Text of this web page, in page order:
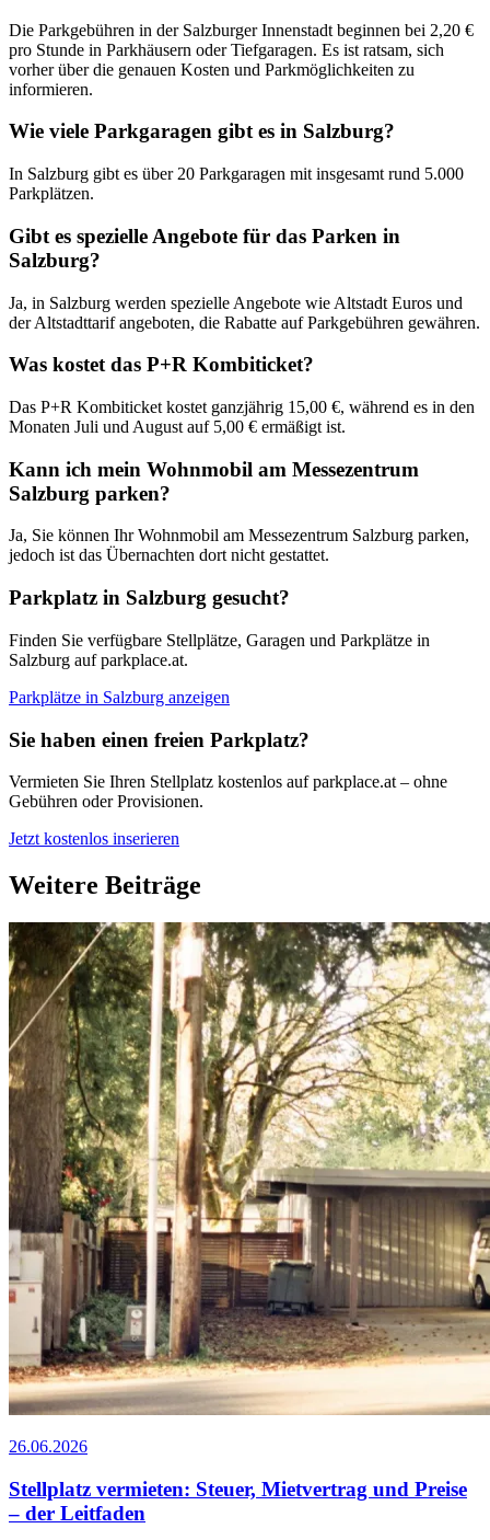
Die Parkgebühren in der Salzburger Innenstadt beginnen bei 2,20 €
pro Stunde in Parkhäusern oder Tiefgaragen. Es ist ratsam, sich
vorher über die genauen Kosten und Parkmöglichkeiten zu
informieren.
Wie viele Parkgaragen gibt es in Salzburg?
In Salzburg gibt es über 20 Parkgaragen mit insgesamt rund 5.000
Parkplätzen.
Gibt es spezielle Angebote für das Parken in
Salzburg?
Ja, in Salzburg werden spezielle Angebote wie Altstadt Euros und
der Altstadttarif angeboten, die Rabatte auf Parkgebühren gewähren.
Was kostet das P+R Kombiticket?
Das P+R Kombiticket kostet ganzjährig 15,00 €, während es in den
Monaten Juli und August auf 5,00 € ermäßigt ist.
Kann ich mein Wohnmobil am Messezentrum
Salzburg parken?
Ja, Sie können Ihr Wohnmobil am Messezentrum Salzburg parken,
jedoch ist das Übernachten dort nicht gestattet.
Parkplatz in Salzburg gesucht?
Finden Sie verfügbare Stellplätze, Garagen und Parkplätze in
Salzburg auf parkplace.at.
Parkplätze in Salzburg anzeigen
Sie haben einen freien Parkplatz?
Vermieten Sie Ihren Stellplatz kostenlos auf parkplace.at – ohne
Gebühren oder Provisionen.
Jetzt kostenlos inserieren
Weitere Beiträge
26.06.2026
Stellplatz vermieten: Steuer, Mietvertrag und Preise
– der Leitfaden